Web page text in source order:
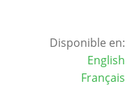
Disponible en:
English
Français